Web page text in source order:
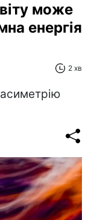
може
енергія
2 хв